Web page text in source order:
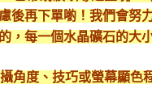
後再下單喲！我們會努
，每一個水晶礦石的大
角度、技巧或螢幕顯色